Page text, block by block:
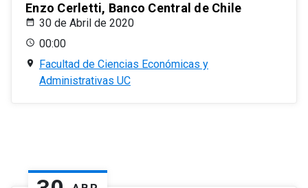
Enzo Cerletti, Banco Central de Chile
30 de Abril de 2020
00:00
Facultad de Ciencias Económicas y
Administrativas UC